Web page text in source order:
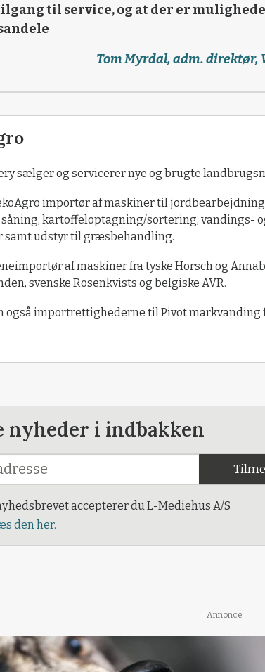
til service, og at der er
Tom Myrdal, adm. direktør,
sælger og servicerer nye og brugte
importør af maskiner til
kartoffeloptagning/sortering, vandings-
samt udstyr til græsbehandling.
af maskiner fra tyske Horsch og
svenske Rosenkvists og belgiske AVR.
også importrettighederne til Pivot markvanding
nyheder i indbakken
accepterer du L-Mediehus A/S
den her.
Annonce